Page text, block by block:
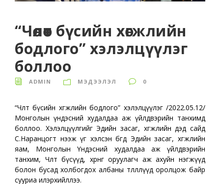
“Чөлөөт бүсийн хөгжлийн
бодлого” хэлэлцүүлэг
боллоо
ADMIN МЭДЭЭЛЭЛ 0
“Чөлөөт бүсийн хөгжлийн бодлого” хэлэлцүүлэг /2022.05.12/
Монголын үндэсний худалдаа аж үйлдвэрийн танхимд
боллоо. Хэлэлцүүлгийг Эдийн засаг, хөгжлийн дэд сайд
С.Наранцогт нээж үг хэлсэн бөгөөд Эдийн засаг, хөгжлийн
яам, Монголын Үндэсний худалдаа аж үйлдвэрийн
танхим, Чөлөөт бүсүүд, хөрөнгө оруулагч аж ахуйн нэгжүүд
болон бусад холбогдох албаны төлөөллүүд оролцож байр
сууриа илэрхийллээ.